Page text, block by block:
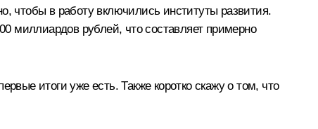
чтобы в работу включились институты развития.
миллиардов рублей, что составляет примерно
итоги уже есть. Также коротко скажу о том, что